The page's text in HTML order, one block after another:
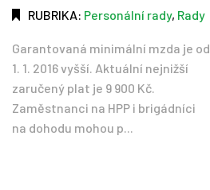
RUBRIKA: Personální rady, Rady
Garantovaná minimální mzda je od
1. 1. 2016 vyšší. Aktuální nejnižší
zaručený plat je 9 900 Kč.
Zaměstnanci na HPP i brigádníci
na dohodu mohou p...